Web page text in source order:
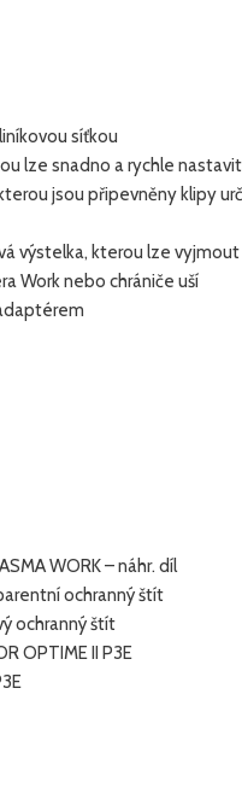
síťkou
lze snadno a rychle
jsou připevněny klipy
výstelka, kterou lze
Work nebo chrániče uší
WORK – náhr. díl
ochranný štít
ochranný štít
OPTIME II P3E